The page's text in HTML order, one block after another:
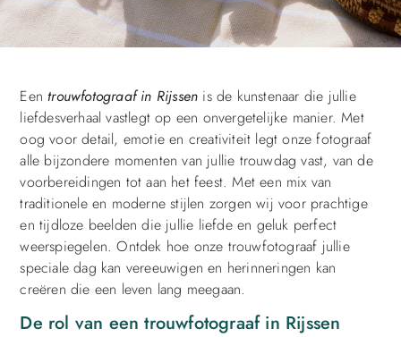
Eentrouwfotograaf in Rijssen is de kunstenaar die jullie
liefdesverhaal vastlegt op een onvergetelijke manier. Met
oog voor detail, emotie en creativiteit legt onze fotograaf
alle bijzondere momenten van jullie trouwdag vast, van de
voorbereidingen tot aan het feest. Met een mix van
traditionele en moderne stijlen zorgen wij voor prachtige
en tijdloze beelden die jullie liefde en geluk perfect
weerspiegelen. Ontdek hoe onze trouwfotograaf jullie
speciale dag kan vereeuwigen en herinneringen kan
creëren die een leven lang meegaan.
De rol van een trouwfotograaf in Rijssen